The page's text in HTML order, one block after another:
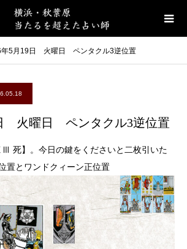
年5月19日 火曜日 ペンタクル3逆位置
火曜日 ペンタクル3逆位置
死】。今日の鍵をくださいと二枚引いた
置とワンドクィーン正位置